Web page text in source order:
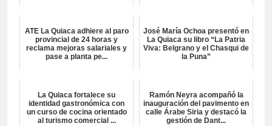
ATE La Quiaca adhiere al paro
provincial de 24 horas y
reclama mejoras salariales y
pase a planta pe...
José María Ochoa presentó en
La Quiaca su libro “La Patria
Viva: Belgrano y el Chasqui de
la Puna”
La Quiaca fortalece su
identidad gastronómica con
un curso de cocina orientado
al turismo comercial ...
Ramón Neyra acompañó la
inauguración del pavimento en
calle Árabe Siria y destacó la
gestión de Dant...